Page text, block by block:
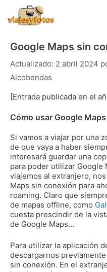
contenido
Google Maps sin
2 abril 2024
Alcobendas
[Entrada publicada en el
Cómo usar Google
Si vamos a viajar por una
de que vaya a haber
interesará guardar una
para poder utilizar Google
viajemos al extranjero,
Maps sin conexión para
roaming. Claro que
de mapas offline, como
cuesta prescindir de la
de Google Maps…
Para utilizar la aplicación
descargarnos
sin conexión. En el